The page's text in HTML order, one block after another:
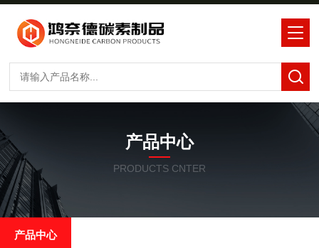
产品中心
PRODUCTS CNTER
产品中心